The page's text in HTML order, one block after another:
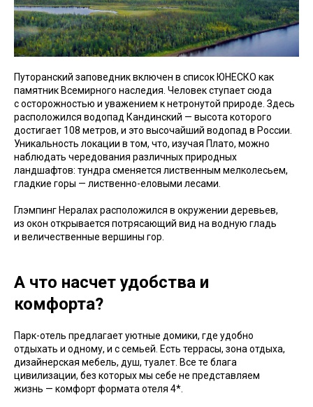
Путоранский заповедник включен в список ЮНЕСКО как
памятник Всемирного наследия. Человек ступает сюда
с осторожностью и уважением к нетронутой природе. Здесь
расположился водопад Кандинский — высота которого
достигает 108 метров, и это высочайший водопад в России.
Уникальность локации в том, что, изучая Плато, можно
наблюдать чередования различных природных
ландшафтов: тундра сменяется лиственным мелколесьем,
гладкие горы — лиственно-еловыми лесами.
Глэмпинг Нералах расположился в окружении деревьев,
из окон открывается потрясающий вид на водную гладь
и величественные вершины гор.
А что насчет удобства и
комфорта?
Парк-отель предлагает уютные домики, где удобно
отдыхать и одному, и с семьей. Есть террасы, зона отдыха,
дизайнерская мебель, душ, туалет. Все те блага
цивилизации, без которых мы себе не представляем
жизнь — комфорт формата отеля 4*.